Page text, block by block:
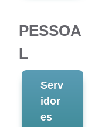
PESSOA
L
Serv
idor
es